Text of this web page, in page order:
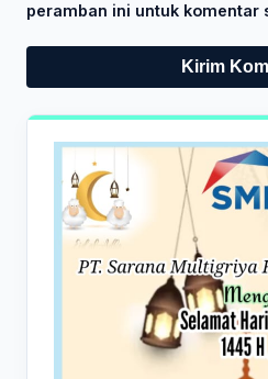
peramban ini untuk komentar